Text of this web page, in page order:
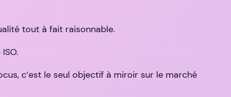
tout à fait raisonnable.
c’est le seul objectif à miroir sur le marché